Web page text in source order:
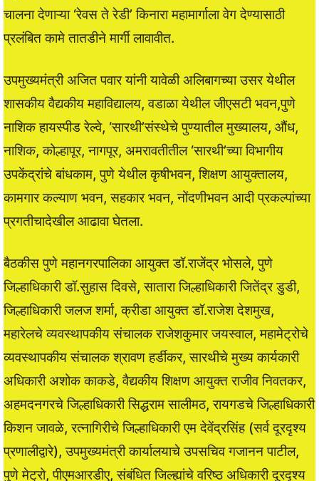
चालना देणाऱ्या ‘रेवस ते रेडी’ किनारा महामार्गाला वेग देण्यासाठी
प्रलंबित कामे तातडीने मार्गी लावावीत.
उपमुख्यमंत्री अजित पवार यांनी यावेळी अलिबागच्या उसर येथील
शासकीय वैद्यकीय महाविद्यालय, वडाळा येथील जीएसटी भवन,पुणे
नाशिक हायस्पीड रेल्वे, ‘सारथी’संस्थेचे पुण्यातील मुख्यालय, औंध,
नाशिक, कोल्हापूर, नागपूर, अमरावतीतील ‘सारथी’च्या विभागीय
उपकेंद्रांचे बांधकाम, पुणे येथील कृषीभवन, शिक्षण आयुक्तालय,
कामगार कल्याण भवन, सहकार भवन, नोंदणीभवन आदी प्रकल्पांच्या
प्रगतीचादेखील आढावा घेतला.
बैठकीस पुणे महानगरपालिका आयुक्त डॉ.राजेंद्र भोसले, पुणे
जिल्हाधिकारी डॉ.सुहास दिवसे, सातारा जिल्हाधिकारी जितेंद्र डुडी,
जिल्हाधिकारी जलज शर्मा, क्रीडा आयुक्त डॉ.राजेश देशमुख,
महारेलचे व्यवस्थापकीय संचालक राजेशकुमार जयस्वाल, महामेट्रोचे
व्यवस्थापकीय संचालक श्रावण हर्डीकर, सारथीचे मुख्य कार्यकारी
अधिकारी अशोक काकडे, वैद्यकीय शिक्षण आयुक्त राजीव निवतकर,
अहमदनगरचे जिल्हाधिकारी सिद्धराम सालीमठ, रायगडचे जिल्हाधिकारी
किशन जावळे, रत्नागिरीचे जिल्हाधिकारी एम देवेंद्रसिंह (सर्व दूरदृश्य
प्रणालीद्वारे), उपमुख्यमंत्री कार्यालयाचे उपसचिव गजानन पाटील,
पुणे मेट्रो, पीएमआरडीए, संबंधित जिल्ह्यांचे वरिष्ठ अधिकारी दूरदृश्य